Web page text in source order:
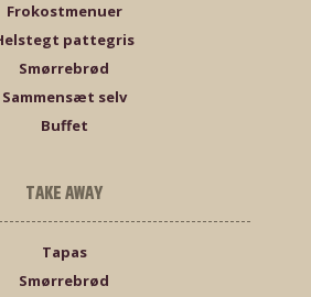
Frokostmenuer
pattegris
Smørrebrød
Sammensæt selv
Buffet
TAKE AWAY
Tapas
Smørrebrød